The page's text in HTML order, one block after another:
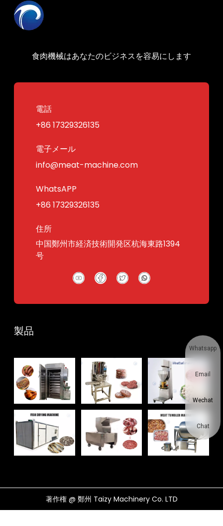
食肉機械はあなたのビジネスを容易にします
電話
+86 17329326135
電子メール
info@meat-machine.com
WhatsAPP
+86 17329326135
住所
中国鄭州市経済技術開発区杭海東路1394
号
製品
著作権 @ 鄭州 Taizy Machinery Co. LTD
Whatsapp
Email
Wechat
Chat